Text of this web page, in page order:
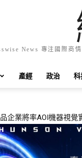
News 專注國際商
產經 政治
三項國際大獎 戴利玲